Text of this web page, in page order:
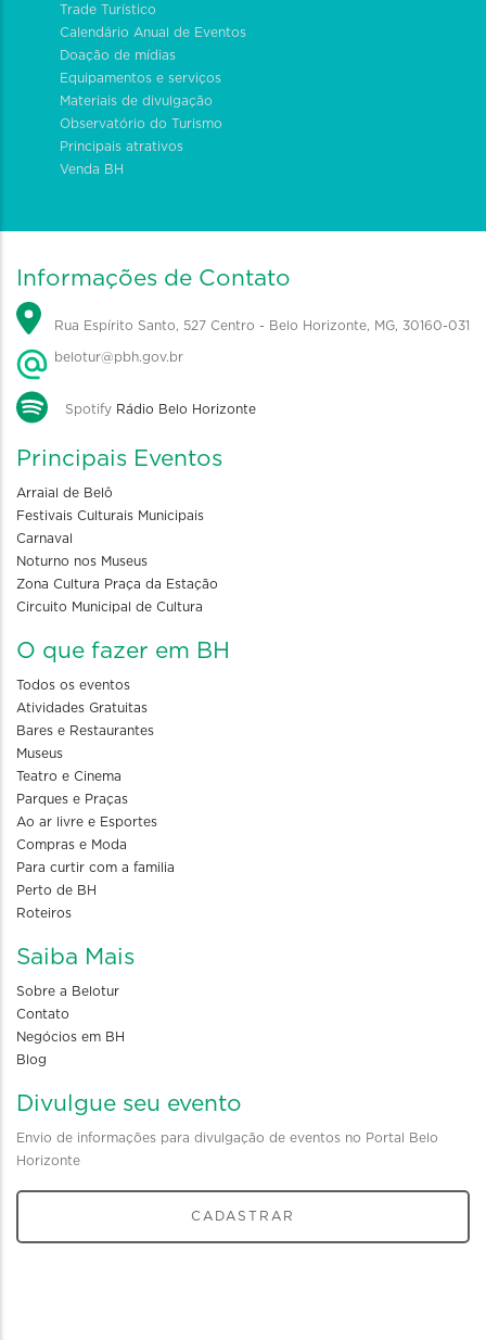
Trade Turístico
Calendário Anual de Eventos
Doação de mídias
Equipamentos e serviços
Materiais de divulgação
Observatório do Turismo
Principais atrativos
Venda BH
Informações de Contato
Rua Espírito Santo, 527 Centro - Belo Horizonte, MG, 30160-031
belotur@pbh.gov.br
Spotify Rádio Belo Horizonte
Principais Eventos
Arraial de Belô
Festivais Culturais Municipais
Carnaval
Noturno nos Museus
Zona Cultura Praça da Estação
Circuito Municipal de Cultura
O que fazer em BH
Todos os eventos
Atividades Gratuitas
Bares e Restaurantes
Museus
Teatro e Cinema
Parques e Praças
Ao ar livre e Esportes
Compras e Moda
Para curtir com a familia
Perto de BH
Roteiros
Saiba Mais
Sobre a Belotur
Contato
Negócios em BH
Blog
Divulgue seu evento
Envio de informações para divulgação de eventos no Portal Belo
Horizonte
CADASTRAR